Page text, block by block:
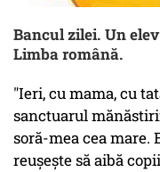
Bancul zilei. Un
Limba română.
"Ieri, cu mama, cu
sanctuarul
soră-mea cea mare.
reușește să aibă